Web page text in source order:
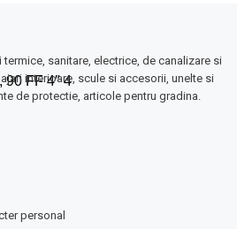
sanitare, electrice, de canalizare si
interioare, scule si accesorii, unelte si
de protectie, articole pentru gradina.
personal